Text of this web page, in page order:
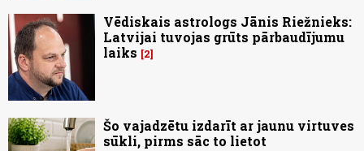
Vēdiskais astrologs Jānis Riežnieks:
Latvijai tuvojas grūts pārbaudījumu
laiks
2
Šo vajadzētu izdarīt ar jaunu virtuves
sūkli, pirms sāc to lietot